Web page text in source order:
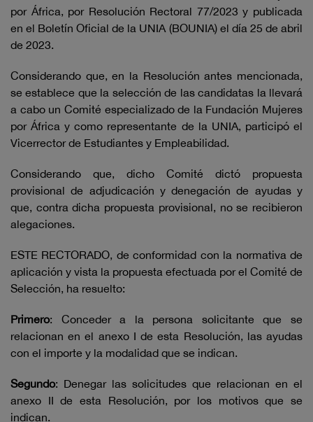
por África, por Resolución Rectoral 77/2023 y publicada
en el Boletín Oficial de la UNIA (BOUNIA) el día 25 de abril
de 2023.
Considerando que, en la Resolución antes mencionada,
se establece que la selección de las candidatas la llevará
a cabo un Comité especializado de la Fundación Mujeres
por África y como representante de la UNIA, participó el
Vicerrector de Estudiantes y Empleabilidad.
Considerando que, dicho Comité dictó propuesta
provisional de adjudicación y denegación de ayudas y
que, contra dicha propuesta provisional, no se recibieron
alegaciones.
ESTE RECTORADO, de conformidad con la normativa de
aplicación y vista la propuesta efectuada por el Comité de
Selección, ha resuelto:
Primero: Conceder a la persona solicitante que se
relacionan en el anexo I de esta Resolución, las ayudas
con el importe y la modalidad que se indican.
Segundo: Denegar las solicitudes que relacionan en el
anexo II de esta Resolución, por los motivos que se
indican.